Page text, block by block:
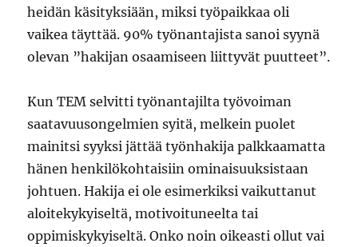
heidän käsityksiään, miksi työpaikkaa oli
vaikea täyttää. 90% työnantajista sanoi syynä
olevan ”hakijan osaamiseen liittyvät puutteet”.
Kun TEM selvitti työnantajilta työvoiman
saatavuusongelmien syitä, melkein puolet
mainitsi syyksi jättää työnhakija palkkaamatta
hänen henkilökohtaisiin ominaisuuksistaan
johtuen. Hakija ei ole esimerkiksi vaikuttanut
aloitekykyiseltä, motivoituneelta tai
oppimiskykyiseltä. Onko noin oikeasti ollut vai